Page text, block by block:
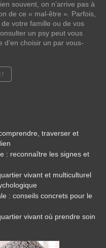
souvent, on n’arrive pas à
de ce « mal-être ». Parfois,
votre famille ou de vos
un psy peut vous
choisir un par vous-
!
traverser et
: reconnaître les signes et
vivant et multiculturel
: conseils concrets pour le
vivant où prendre soin